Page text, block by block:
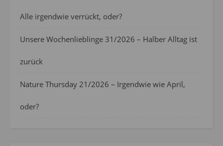
Alle irgendwie verrückt, oder?
Unsere Wochenlieblinge 31/2026 – Halber Alltag ist
zurück
Nature Thursday 21/2026 – Irgendwie wie April,
oder?